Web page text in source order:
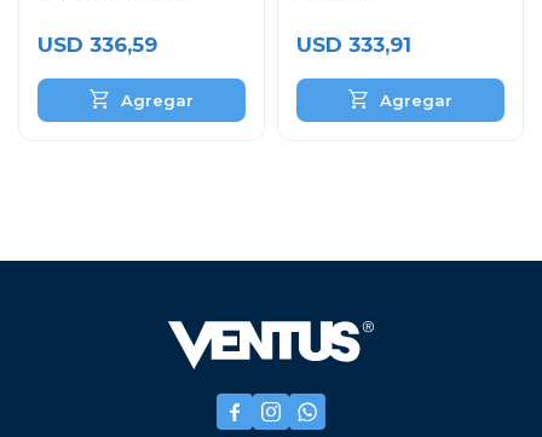
USD 336,59 USD 333,91
  